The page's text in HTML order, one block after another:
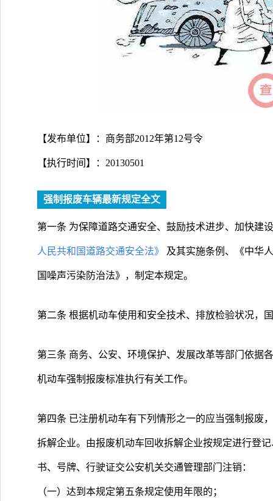
【发布单位】：商务部2012年第12号令
【执行时间】：20130501
强制报废车辆最新规定全文
第一条 为保障道路交通安全、鼓励技术进步、加快建
人民共和国道路交通安全法》 及其实施条例、《中华
国噪声污染防治法》，制定本规定。
第二条 根据机动车使用和安全技术、排放检验状况，
第三条 商务、公安、环境保护、发展改革等部门依据
机动车强制报废标准执行有关工作。
第四条 已注册机动车有下列情形之一的应当强制报废
拆解企业。由报废机动车回收拆解企业按规定进行登
书、号牌、行驶证交公安机关交通管理部门注销：
（一）达到本规定第五条规定使用年限的；